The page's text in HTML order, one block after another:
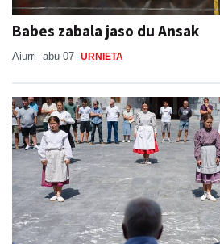
Babes zabala jaso du Ansak
Aiurri abu 07 URNIETA